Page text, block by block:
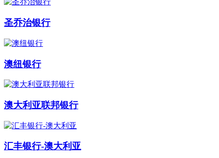
圣乔治银行
澳纽银行
澳大利亚联邦银行
汇丰银行-澳大利亚